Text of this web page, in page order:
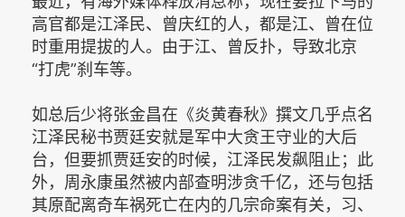
高官都是江泽民、曾庆红的人，都是江、曾在位
时重用提拔的人。由于江、曾反扑，导致北京
“打虎”刹车等。
如总后少将张金昌在《炎黄春秋》撰文几乎点名
江泽民秘书贾廷安就是军中大贪王守业的大后
台，但要抓贾廷安的时候，江泽民发飙阻止；此
外，周永康虽然被内部查明涉贪千亿，还与包括
其原配离奇车祸死亡在内的几宗命案有关，习、